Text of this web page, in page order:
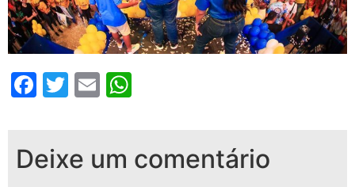
Facebook
Twitter
Email
Deixe um comentário